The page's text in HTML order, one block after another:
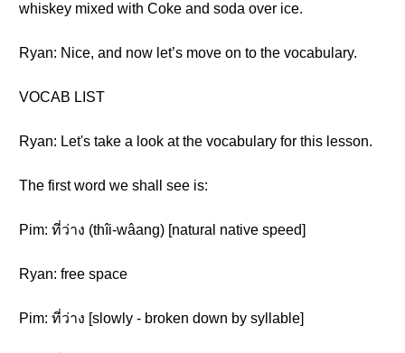
whiskey mixed with Coke and soda over ice.
Ryan: Nice, and now let’s move on to the vocabulary.
VOCAB LIST
Ryan: Let's take a look at the vocabulary for this lesson.
The first word we shall see is:
Pim: ที่ว่าง (thîi-wâang) [natural native speed]
Ryan: free space
Pim: ที่ว่าง [slowly - broken down by syllable]